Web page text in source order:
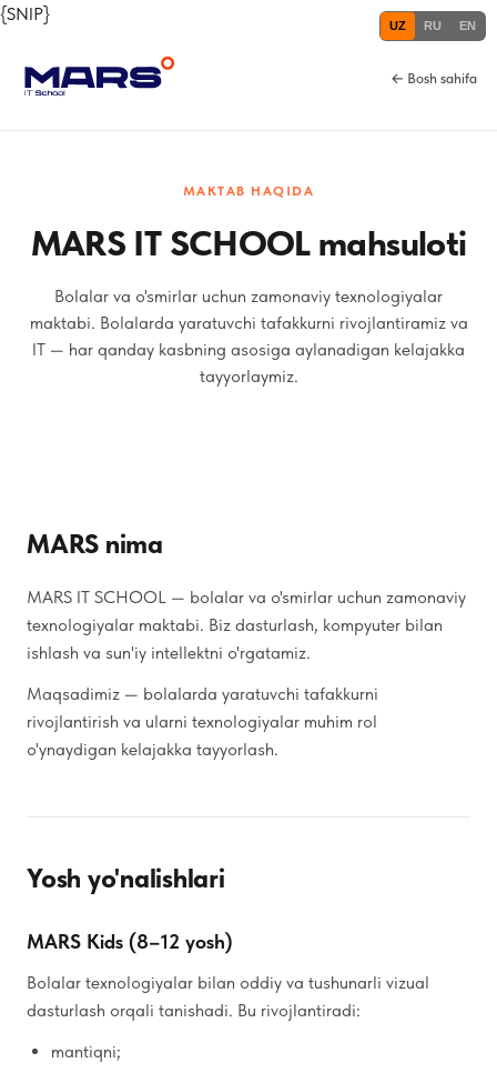
{SNIP}
← Bosh sahifa
MAKTAB HAQIDA
MARS IT SCHOOL mahsuloti
Bolalar va o'smirlar uchun zamonaviy texnologiyalar
maktabi. Bolalarda yaratuvchi tafakkurni rivojlantiramiz va
IT — har qanday kasbning asosiga aylanadigan kelajakka
tayyorlaymiz.
MARS nima
MARS IT SCHOOL — bolalar va o'smirlar uchun zamonaviy
texnologiyalar maktabi. Biz dasturlash, kompyuter bilan
ishlash va sun'iy intellektni o'rgatamiz.
Maqsadimiz — bolalarda yaratuvchi tafakkurni
rivojlantirish va ularni texnologiyalar muhim rol
o'ynaydigan kelajakka tayyorlash.
Yosh yo'nalishlari
MARS Kids (8–12 yosh)
Bolalar texnologiyalar bilan oddiy va tushunarli vizual
dasturlash orqali tanishadi. Bu rivojlantiradi:
mantiqni;
UZ RU EN